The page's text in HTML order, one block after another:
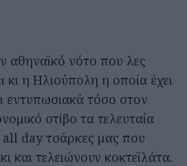
αθηναϊκό νότο που λες
κι η Ηλιούπολη η οποία έχει
εντυπωσιακά τόσο στον
στίβο τα τελευταία
all day τσάρκες μας που
και τελειώνουν κοκτεϊλάτα.